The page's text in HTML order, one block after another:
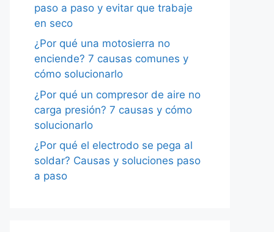
paso a paso y evitar que trabaje
en seco
¿Por qué una motosierra no
enciende? 7 causas comunes y
cómo solucionarlo
¿Por qué un compresor de aire no
carga presión? 7 causas y cómo
solucionarlo
¿Por qué el electrodo se pega al
soldar? Causas y soluciones paso
a paso